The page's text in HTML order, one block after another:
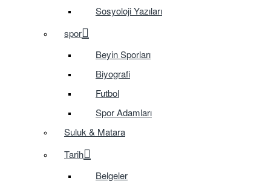
Sosyoloji Yazıları
spor
Beyin Sporları
Biyografi
Futbol
Spor Adamları
Suluk & Matara
Tarih
Belgeler